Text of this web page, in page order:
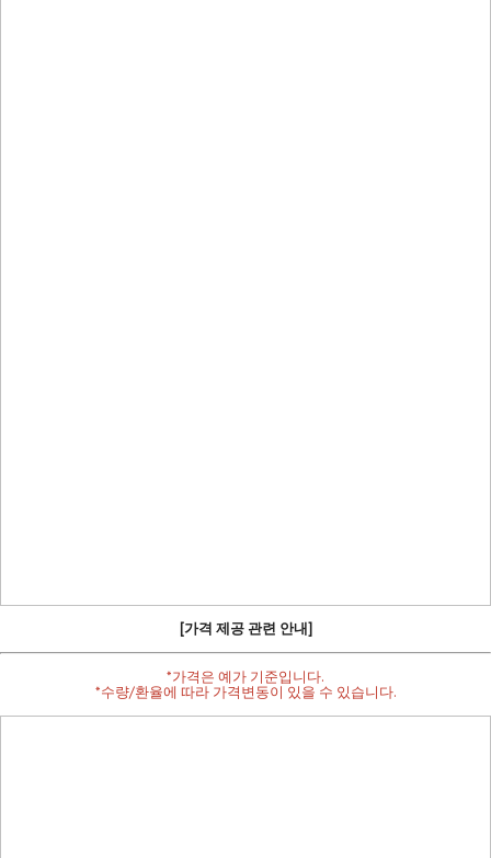
[가격 제공 관련 안내]
*가격은 예가 기준입니다.
*수량/환율에 따라 가격변동이 있을 수 있습니다.